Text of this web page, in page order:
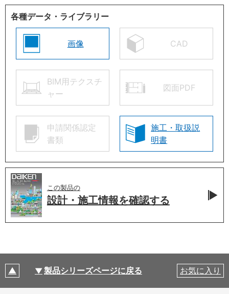
各種データ・ライブラリー
画像 CAD
BIM用テクスチ
ャー
図面PDF
申請関係認定
書類
施工・取扱説
明書
この製品の
設計・施工情報を確認する
製品シリーズページに戻る お気に入り